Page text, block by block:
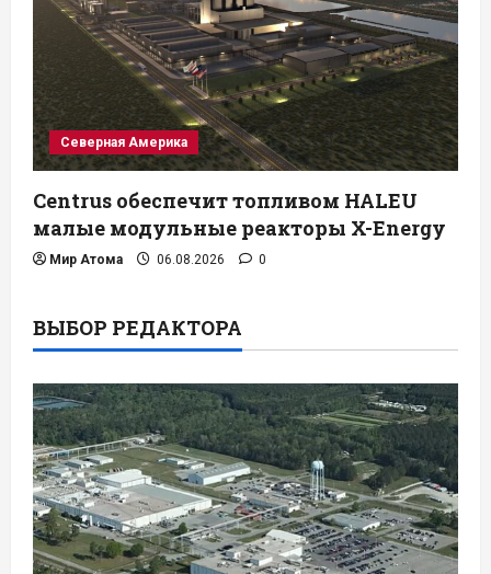
Северная Америка
Centrus обеспечит топливом HALEU
малые модульные реакторы X-Energy
Мир Атома 06.08.2026 0
ВЫБОР РЕДАКТОРА